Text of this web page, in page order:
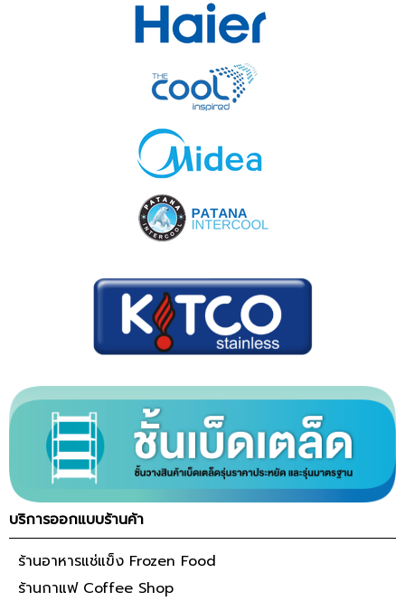
บริการออกแบบร้านค้า
ร้านอาหารแช่แข็ง Frozen Food
ร้านกาแฟ Coffee Shop